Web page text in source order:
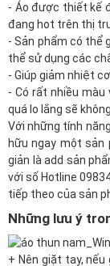
- Áo được thiết kế
đang hot trên thị
- Sản phẩm có thể
thể sử dụng các
- Giúp giảm nhiệt
- Có rất nhiều màu
quá lo lắng sẽ
Với những tính
hữu ngay một sản
giản là add sản
với số Hotline
tiếp theo của sản
Những lưu ý
+ Nên giặt tay,